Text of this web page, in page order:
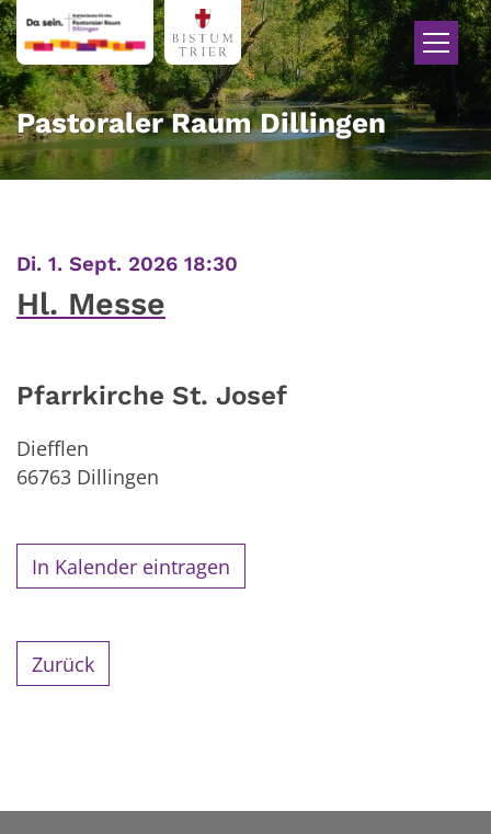
Zum Inhalt springen
Pastoraler Raum Dillingen
Di. 1. Sept. 2026 18:30
Hl. Messe
Pfarrkirche St. Josef
Diefflen
66763 Dillingen
In Kalender eintragen
Zurück